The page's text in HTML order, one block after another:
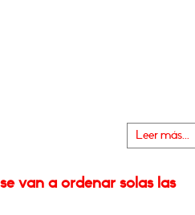
Leer más...
van a ordenar solas las